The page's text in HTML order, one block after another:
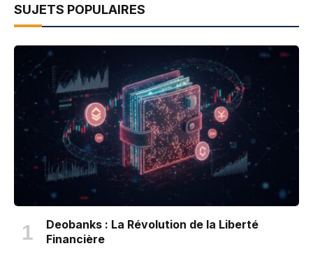
SUJETS POPULAIRES
Deobanks : La Révolution de la Liberté
Financière